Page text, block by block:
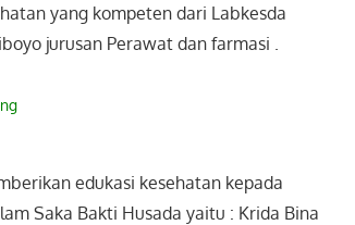
yang kompeten dari Labkesda
jurusan Perawat dan farmasi .
edukasi kesehatan kepada
Saka Bakti Husada yaitu : Krida Bina